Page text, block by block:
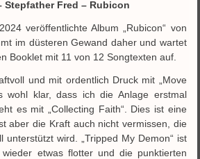
Stepfather Fred – Rubicon
veröffentlichte Album „Rubicon“ von
im düsteren Gewand daher und wartet
Booklet mit 11 von 12 Songtexten auf.
und mit ordentlich Druck mit „Move
wohl klar, dass ich die Anlage erstmal
es mit „Collecting Faith“. Dies ist eine
aber die Kraft auch nicht vermissen, die
unterstützt wird. „Tripped My Demon“ ist
etwas flotter und die punktierten